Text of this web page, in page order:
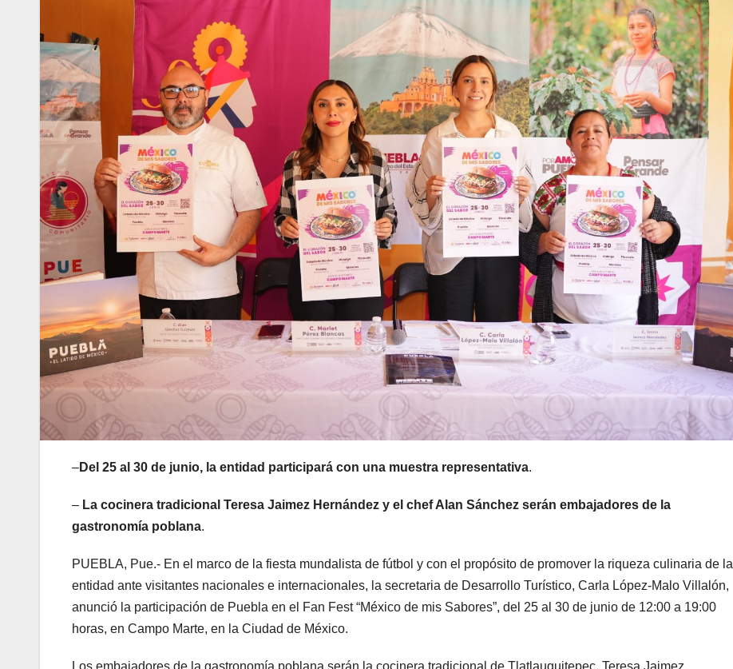
–Del 25 al 30 de junio, la entidad participará con una muestra representativa.
– La cocinera tradicional Teresa Jaimez Hernández y el chef Alan Sánchez serán embajadores de la
gastronomía poblana.
PUEBLA, Pue.- En el marco de la fiesta mundalista de fútbol y con el propósito de promover la riqueza culinaria de la
entidad ante visitantes nacionales e internacionales, la secretaria de Desarrollo Turístico, Carla López-Malo Villalón,
anunció la participación de Puebla en el Fan Fest “México de mis Sabores”, del 25 al 30 de junio de 12:00 a 19:00
horas, en Campo Marte, en la Ciudad de México.
Los embajadores de la gastronomía poblana serán la cocinera tradicional de Tlatlauquitepec, Teresa Jaimez